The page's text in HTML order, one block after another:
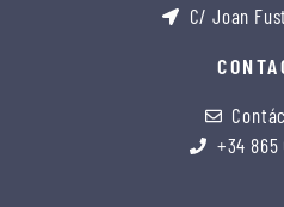
C/ Joan
+34 865